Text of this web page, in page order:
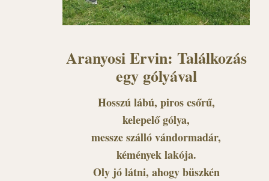
Aranyosi Ervin: Találkozás
egy gólyával
Hosszú lábú, piros csőrű,
kelepelő gólya,
messze szálló vándormadár,
kémények lakója.
Oly jó látni, ahogy büszkén